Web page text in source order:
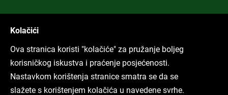
ARHIVA TEKSTOVA
Svi tekstovi
Kolačići
Ova stranica koristi "kolačiće" za pružanje boljeg
korisničkog iskustva i praćenje posjećenosti.
Nastavkom korištenja stranice smatra se da se
slažete s korištenjem kolačića u navedene svrhe.